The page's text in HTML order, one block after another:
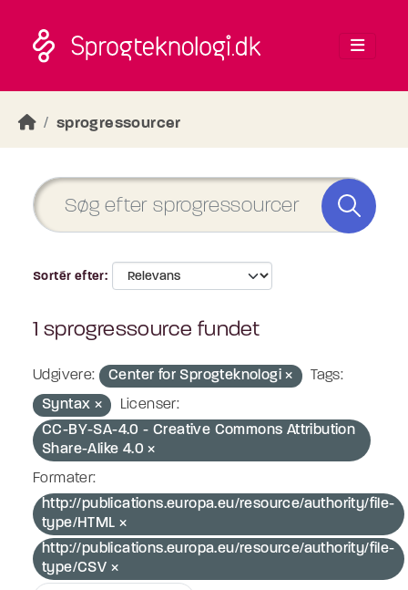
sprogressourcer
Sortér efter
1 sprogressource fundet
Udgivere: Center for Sprogteknologi
Tags:
Syntax
Licenser:
CC-BY-SA-4.0 - Creative Commons Attribution
Share-Alike 4.0
Formater:
http://publications.europa.eu/resource/authority/file-
type/HTML
http://publications.europa.eu/resource/authority/file-
type/CSV